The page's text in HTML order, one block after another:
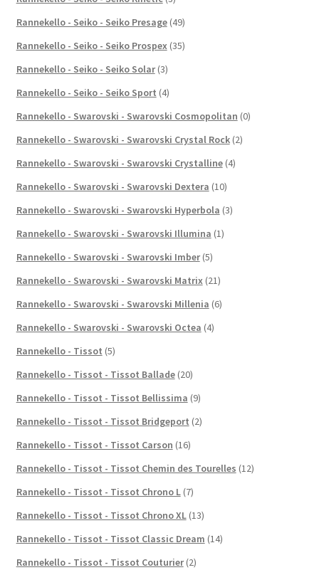
Rannekello - Seiko - Seiko Presage (49)
Rannekello - Seiko - Seiko Prospex (35)
Rannekello - Seiko - Seiko Solar (3)
Rannekello - Seiko - Seiko Sport (4)
Rannekello - Swarovski - Swarovski Cosmopolitan (0)
Rannekello - Swarovski - Swarovski Crystal Rock (2)
Rannekello - Swarovski - Swarovski Crystalline (4)
Rannekello - Swarovski - Swarovski Dextera (10)
Rannekello - Swarovski - Swarovski Hyperbola (3)
Rannekello - Swarovski - Swarovski Illumina (1)
Rannekello - Swarovski - Swarovski Imber (5)
Rannekello - Swarovski - Swarovski Matrix (21)
Rannekello - Swarovski - Swarovski Millenia (6)
Rannekello - Swarovski - Swarovski Octea (4)
Rannekello - Tissot (5)
Rannekello - Tissot - Tissot Ballade (20)
Rannekello - Tissot - Tissot Bellissima (9)
Rannekello - Tissot - Tissot Bridgeport (2)
Rannekello - Tissot - Tissot Carson (16)
Rannekello - Tissot - Tissot Chemin des Tourelles (12)
Rannekello - Tissot - Tissot Chrono L (7)
Rannekello - Tissot - Tissot Chrono XL (13)
Rannekello - Tissot - Tissot Classic Dream (14)
Rannekello - Tissot - Tissot Couturier (2)